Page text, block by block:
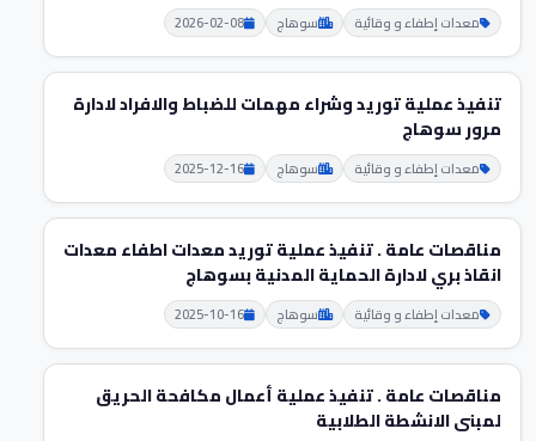
معدات إطفاء و وقائية سوهاج 2026-02-08
تنفيذ عملية توريد وشراء مهمات للضباط والافراد لادارة
مرور سوهاج
معدات إطفاء و وقائية سوهاج 2025-12-16
مناقصات عامة . تنفيذ عملية توريد معدات اطفاء معدات
انقاذ بري لادارة الحماية المدنية بسوهاج
معدات إطفاء و وقائية سوهاج 2025-10-16
مناقصات عامة . تنفيذ عملية أعمال مكافحة الحريق
لمبنى الانشطة الطلابية